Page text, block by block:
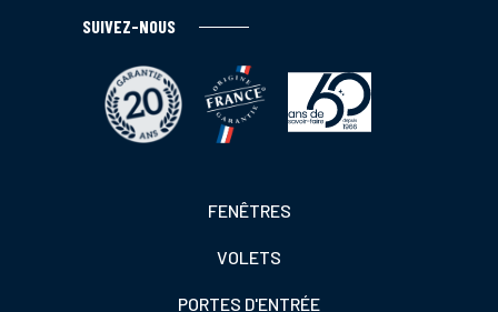
SUIVEZ-NOUS
FENÊTRES
VOLETS
PORTES D'ENTRÉE